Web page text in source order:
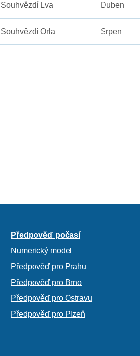
Souhvězdí Lva Duben
Souhvězdí Orla Srpen
Předpověď počasí
Numerický model
Předpověď pro Prahu
Předpověď pro Brno
Předpověď pro Ostravu
Předpověď pro Plzeň